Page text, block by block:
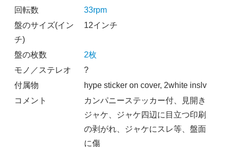
回転数
33rpm
盤のサイズ(イン
チ)
12インチ
盤の枚数
2枚
モノ／ステレオ
?
付属物
hype sticker on cover, 2white inslv
コメント
カンパニーステッカー付、見開き
ジャケ、ジャケ四辺に目立つ印刷
の剥がれ、ジャケにスレ等、盤面
に傷